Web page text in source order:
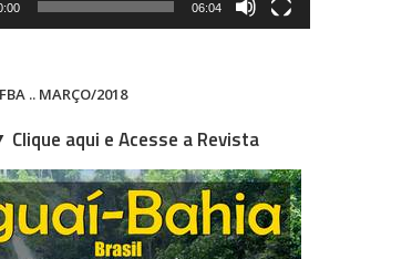
06:04
.. MARÇO/2018
Clique aqui e Acesse a Revista